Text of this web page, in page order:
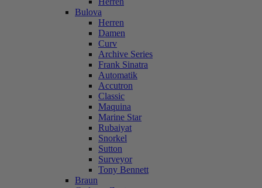
Bulova
Herren
Damen
Curv
Archive Series
Frank Sinatra
Automatik
Accutron
Classic
Maquina
Marine Star
Rubaiyat
Snorkel
Sutton
Surveyor
Tony Bennett
Braun